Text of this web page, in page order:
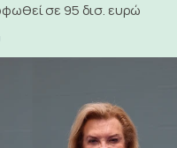
σε 95 δισ. ευρώ